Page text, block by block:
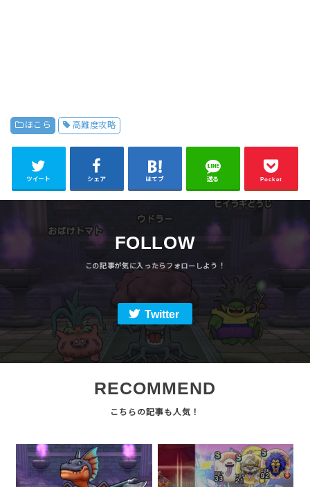
ほこら 高難度攻略
ツイート シェア はてブ 送る Pocket
FOLLOW
Twitter
RECOMMEND